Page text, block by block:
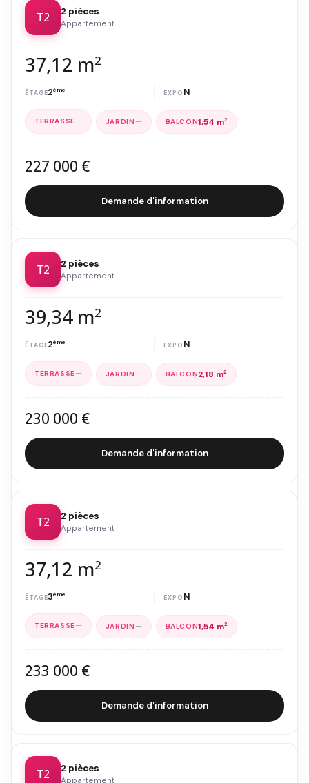
T2 2 pièces
Appartement
37,12 m2
2ème N
— — 1,54 m2
227 000 €
Demande d'information
T2 2 pièces
Appartement
39,34 m2
2ème N
— — 2,18 m2
230 000 €
Demande d'information
T2 2 pièces
Appartement
37,12 m2
3ème N
— — 1,54 m2
233 000 €
Demande d'information
T2 2 pièces
Appartement